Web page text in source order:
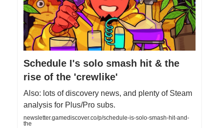
Schedule I's solo smash hit & the
rise of the 'crewlike'
Also: lots of discovery news, and plenty of Steam
analysis for Plus/Pro subs.
newsletter.gamediscover.co/p/schedule-is-solo-smash-hit-and-
the